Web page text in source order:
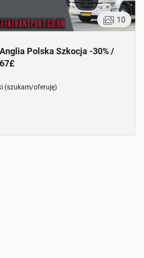
10
Polska Szkocja -30% /
(szukam/oferuję)